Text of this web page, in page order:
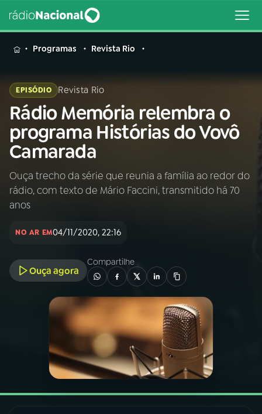
MENU
Buscar
na
Rádio
Nacional
Buscar
AO VIVO
PROGRAMAS
PODCASTS
Programas Revista Rio
EPISÓDIO Revista Rio
Rádio Memória relembra o
programa Histórias do Vovô
Camarada
Ouça trecho da série que reunia a família ao redor do
rádio, com texto de Mário Faccini, transmitido há 70
anos
NO AR EM04/11/2020, 22:16
Ouça agora
Compartilhe